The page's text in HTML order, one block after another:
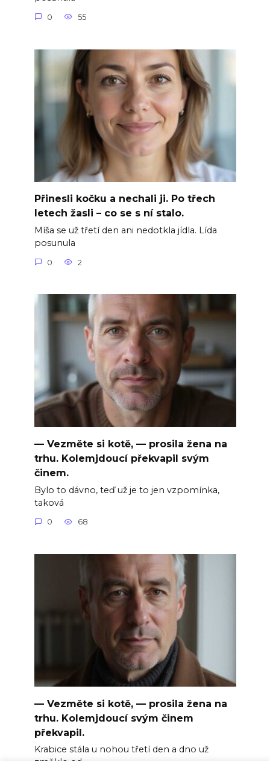
0 55
Přinesli kočku a nechali ji. Po třech
letech žasli – co se s ní stalo.
Míša se už třetí den ani nedotkla jídla. Lída
posunula
0 2
— Vezměte si kotě, — prosila žena na
trhu. Kolemjdoucí překvapil svým
činem.
Bylo to dávno, teď už je to jen vzpomínka,
taková
0 68
— Vezměte si kotě, — prosila žena na
trhu. Kolemjdoucí svým činem
překvapil.
Krabice stála u nohou třetí den a dno už
změklo od